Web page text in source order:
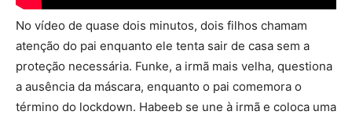
No vídeo de quase dois minutos, dois filhos chamam
atenção do pai enquanto ele tenta sair de casa sem a
proteção necessária. Funke, a irmã mais velha, questiona
a ausência da máscara, enquanto o pai comemora o
término do lockdown. Habeeb se une à irmã e coloca uma